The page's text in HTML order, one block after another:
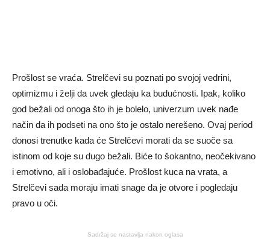
Prošlost se vraća. Strelčevi su poznati po svojoj vedrini,
optimizmu i želji da uvek gledaju ka budućnosti. Ipak, koliko
god bežali od onoga što ih je bolelo, univerzum uvek nađe
način da ih podseti na ono što je ostalo nerešeno. Ovaj period
donosi trenutke kada će Strelčevi morati da se suoče sa
istinom od koje su dugo bežali. Biće to šokantno, neočekivano
i emotivno, ali i oslobađajuće. Prošlost kuca na vrata, a
Strelčevi sada moraju imati snage da je otvore i pogledaju
pravo u oči.
Sadržaj se nastavlja nakon oglasa